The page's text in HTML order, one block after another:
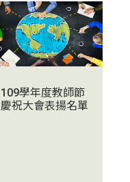
109學年度教師節
慶祝大會表揚名單